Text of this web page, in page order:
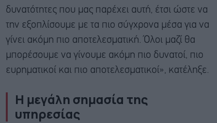
δυνατότητες που μας παρέχει αυτή, έτσι ώστε να
την εξοπλίσουμε με τα πιο σύγχρονα μέσα για να
γίνει ακόμη πιο αποτελεσματική. Όλοι μαζί θα
μπορέσουμε να γίνουμε ακόμη πιο δυνατοί, πιο
ευρηματικοί και πιο αποτελεσματικοί», κατέληξε.
Η μεγάλη σημασία της
υπηρεσίας